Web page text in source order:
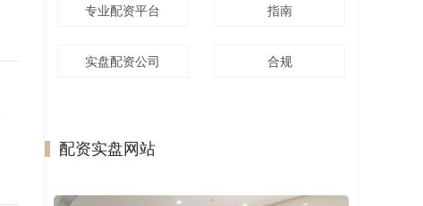
专业配资平台 指南
实盘配资公司 合规
配资实盘网站